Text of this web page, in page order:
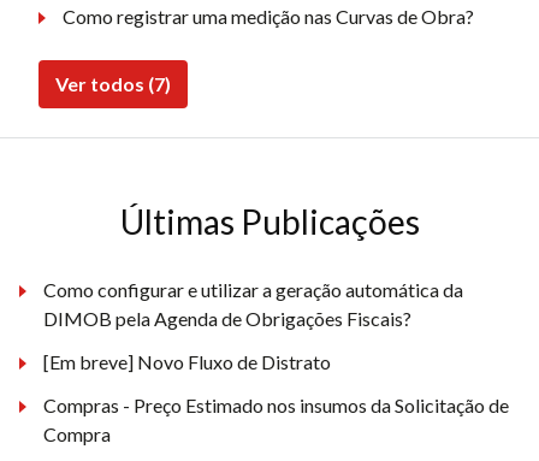
Como registrar uma medição nas Curvas de Obra?
Ver todos (7)
Últimas Publicações
Como configurar e utilizar a geração automática da
DIMOB pela Agenda de Obrigações Fiscais?
[Em breve] Novo Fluxo de Distrato
Compras - Preço Estimado nos insumos da Solicitação de
Compra